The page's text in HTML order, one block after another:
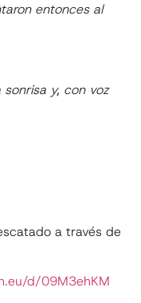
entonces al
y, con voz
a través de
d/09M3ehKM